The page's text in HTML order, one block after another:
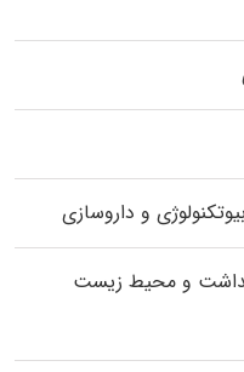
و داروسازی
و محیط زیست